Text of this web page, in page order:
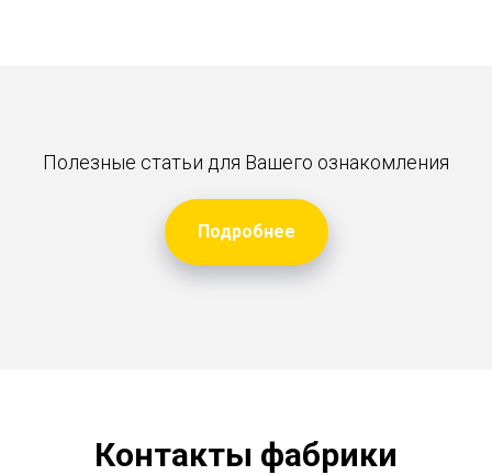
Полезные статьи для Вашего ознакомления
Подробнее
Контакты фабрики